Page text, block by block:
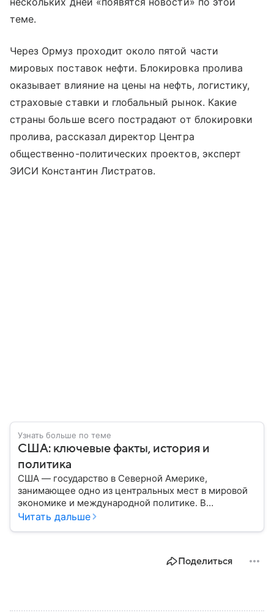
теме.
Через Ормуз проходит около пятой части
мировых поставок нефти. Блокировка пролива
оказывает влияние на цены на нефть, логистику,
страховые ставки и глобальный рынок. Какие
страны больше всего пострадают от блокировки
пролива, рассказал директор Центра
общественно-политических проектов, эксперт
ЭИСИ Константин Листратов.
Узнать больше по теме
США: ключевые факты, история и
политика
США — государство в Северной Америке,
занимающее одно из центральных мест в мировой
экономике и международной политике. В
материале — основные сведения об этой стране.
Читать дальше
Поделиться